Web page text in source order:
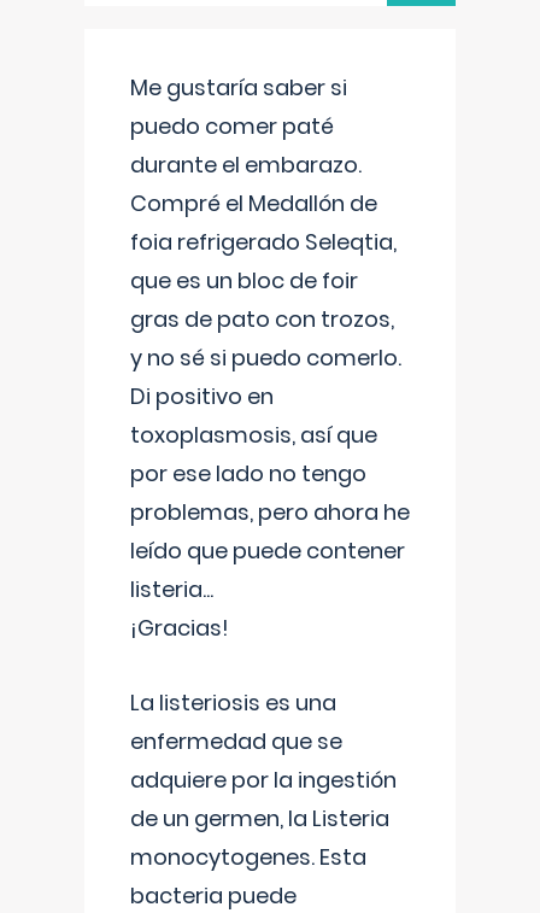
Me gustaría saber si
puedo comer paté
durante el embarazo.
Compré el Medallón de
foia refrigerado Seleqtia,
que es un bloc de foir
gras de pato con trozos,
y no sé si puedo comerlo.
Di positivo en
toxoplasmosis, así que
por ese lado no tengo
problemas, pero ahora he
leído que puede contener
listeria...
¡Gracias!
La listeriosis es una
enfermedad que se
adquiere por la ingestión
de un germen, la Listeria
monocytogenes. Esta
bacteria puede